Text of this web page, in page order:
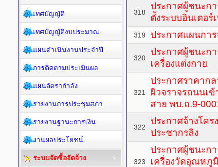
318
ประกาศผู้ชนะก
ตั้งระบบอินเตอร์
319 ประกาศแผนกา
320
ประกาศผู้ชนะก
เครื่องแต่งกาย
321
ประกาศราคากล
ผิวจราจรถนนเ
สาย พบ.ถ.9-
322
ประกาศจ้างโค
ประชากรลิง
323
ประกาศผู้ชนะก
เครื่องวัดอุณหภู
เทศบัญญัติ
เทศบัญญัติงบประมาณ
แผนดำเนินงานประจำปี
การติดตามประเมินผล
แผนอัตรากำลัง
รายงานการประชุมสภา
รายงานฐานะการเงิน
งานผลประโยชน์
ระบบจัดซื้อจัดจ้าง